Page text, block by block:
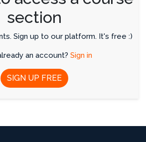
section
Sign up to our platform. It's free :)
an account? Sign in
SIGN UP FREE